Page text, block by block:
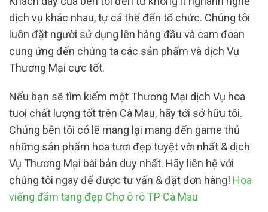
dịch vụ khác nhau, tự cá thể đến tổ chức. Chúng tôi
luôn đặt người sử dụng lên hàng đầu và cam đoan
cung ứng đến chúng ta các sản phẩm và dịch Vụ
Thương Mại cực tốt.
Nếu bạn sẽ tìm kiếm một Thương Mại dịch Vụ hoa
tuoi chất lượng tốt trên Cà Mau, hãy tới sở hữu tôi.
Chúng bên tôi có lẽ mang lại mang đến game thủ
những sản phẩm hoa tươi đẹp tuyệt vời nhất & dịch
Vụ Thương Mại bài bản duy nhất. Hãy liên hệ với
chúng tôi ngay để được tư vấn & đặt đơn hàng! Hoa
viếng đám tang đẹp Chợ ô rô TP Cà Mau